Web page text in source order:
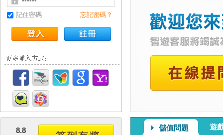
記住密碼 忘記密碼？
8.8
儲值問題 遊